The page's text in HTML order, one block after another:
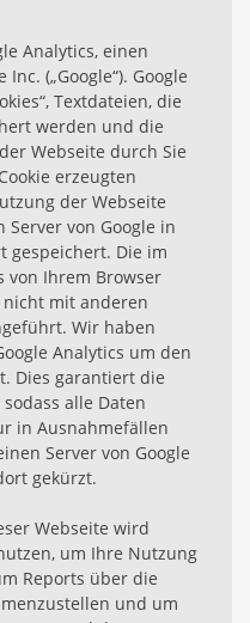
Analytics, einen
(„Google“). Google
Textdateien, die
werden und die
Webseite durch Sie
erzeugten
der Webseite
von Google in
gespeichert. Die im
von Ihrem Browser
mit anderen
Wir haben
Analytics um den
Dies garantiert die
alle Daten
in Ausnahmefällen
Server von Google
gekürzt.
Webseite wird
um Ihre Nutzung
Reports über die
und um